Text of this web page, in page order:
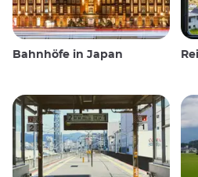
Bahnhöfe in Japan